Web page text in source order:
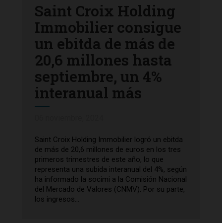
Saint Croix Holding
Immobilier consigue
un ebitda de más de
20,6 millones hasta
septiembre, un 4%
interanual más
Saint Croix Holding Immobilier logró un ebitda
de más de 20,6 millones de euros en los tres
primeros trimestres de este año, lo que
representa una subida interanual del 4%, según
ha informado la socimi a la Comisión Nacional
del Mercado de Valores (CNMV). Por su parte,
los ingresos...